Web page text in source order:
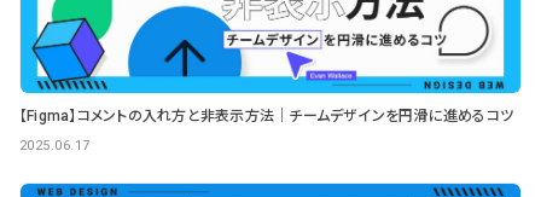
【Figma】コメントの入れ方と非表示方法｜チームデザインを円滑に進めるコツ
2025.06.17